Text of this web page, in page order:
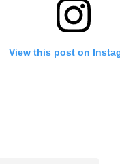
View this post on